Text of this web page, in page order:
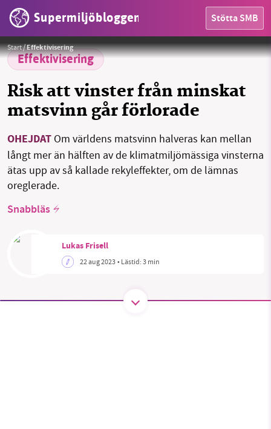
Supermiljöbloggen Stötta SMB
HEM
OMRÅDEN
MILJÖFAKTA
OM OSS
Threads
Start/Effektivisering
Effektivisering
Risk att vinster från minskat
matsvinn går förlorade
OHEJDAT Om världens matsvinn halveras kan mellan
långt mer än hälften av de klimatmiljömässiga vinsterna
ätas upp av så kallade rekyleffekter, om de lämnas
oreglerade.
Snabbläs
Lukas Frisell
22 aug 2023• Lästid:3 min
Marek Studzinski via Unsplash